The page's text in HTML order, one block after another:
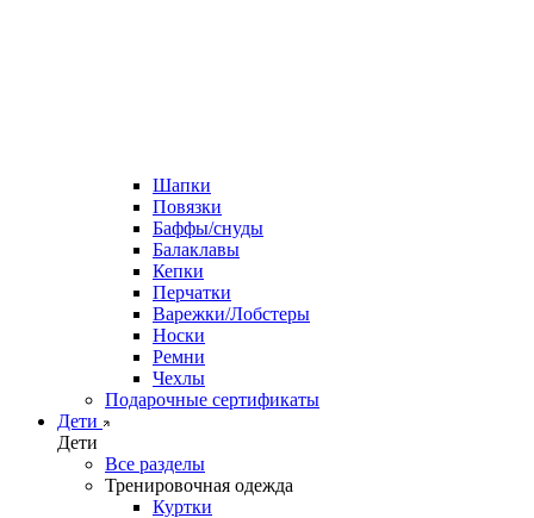
Шапки
Повязки
Баффы/снуды
Балаклавы
Кепки
Перчатки
Варежки/Лобстеры
Носки
Ремни
Чехлы
Подарочные сертификаты
Дети
Дети
Все разделы
Тренировочная одежда
Куртки